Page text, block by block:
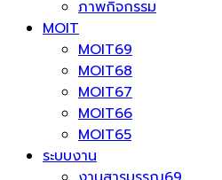
ภาพกิจกรรม
MOIT
MOIT69
MOIT68
MOIT67
MOIT66
MOIT65
ระบบงาน